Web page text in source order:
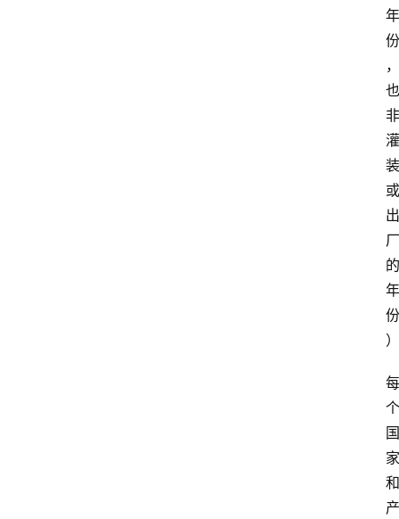
年
份
，
也
非
灌
装
或
出
厂
的
年
份
）
每
个
国
家
和
产